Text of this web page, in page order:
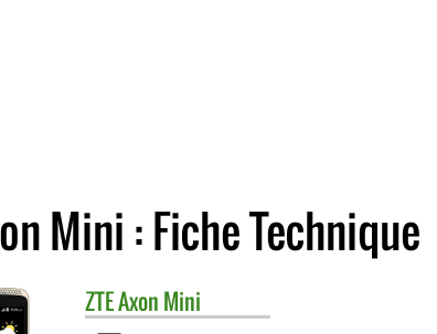
Mini : Fiche Technique
ZTEAxon Mini